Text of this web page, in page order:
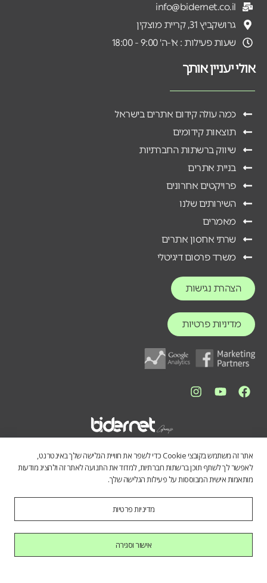
info@bidernet.co.il
גרושקביץ 31, קריית מוצקין
שעות פעילות : א'-ה' 9:00 - 18:00
אולי יעניין אותך
כמה עולה קידום אתרים בישראל
תוצאות קידומים
שיווק ברשתות החברתיות
בניית אתרים
פרויקטים אחרונים
השירותים שלנו
מאמרים
שרתי אחסון אתרים
משרד פרסום דיגיטלי
הצהרת נגישות
מדיניות פרטיות
התכנים באתר נועדו לספק מידע כללי לציבור הרחב. אין לראות בהם תחליף
במידע הינו על אחריות המשתמש בלבד.
אתר זה משתמש בקובצי Cookie כדי לשפר את חוויית הגלישה שלך באינטרנט,
לאפשר לך לשתף תוכן ברשתות חברתיות, למדוד את התנועה לאתר זה ולהציג מודעות
מותאמות אישית המבוססות על פעילות הגלישה שלך.
מדיניות פרטיות
אישור וסגירה